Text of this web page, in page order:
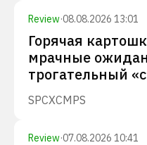
Review·08.08.2026 13:01
Горячая
мрачные
трогательный
SPCXCMPS
Review·07.08.2026 10:41